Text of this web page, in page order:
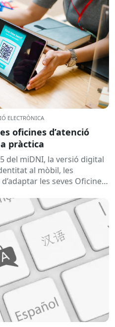
ELECTRÒNICA
oficines d’atenció
pràctica
del miDNI, la versió digital
al mòbil, les
les seves Oficines